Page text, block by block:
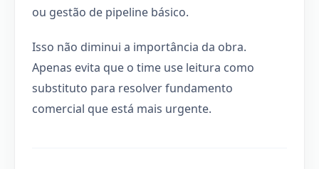
ou gestão de pipeline básico.
Isso não diminui a importância da obra.
Apenas evita que o time use leitura como
substituto para resolver fundamento
comercial que está mais urgente.